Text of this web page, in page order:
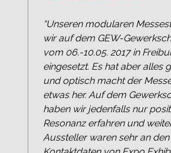
“Unseren modularen
wir auf dem GEW-
vom 06.-10.05. 2017 in
eingesetzt. Es hat aber alles
und optisch macht der
etwas her. Auf dem
haben wir jedenfalls nur
Resonanz erfahren und
Aussteller waren sehr an den